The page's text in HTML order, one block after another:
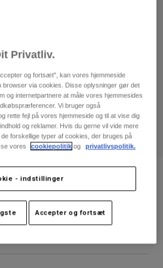
til kvinder
Privatliv.
og fortsæt", kan vores hjemmeside
browser via cookies. Disse oplysninger gør det
og internetpartnere at måle vores hjemmesides
Vi bruger også
rette fejl på vores hjemmeside og til at vise dig
og reklamer. Hvis du gerne vil vide mere
forskellige typer af cookies, der bruges på
vores
cookiepolitik og privatlivspolitik.
- indstillinger
Accepter og fortsæt